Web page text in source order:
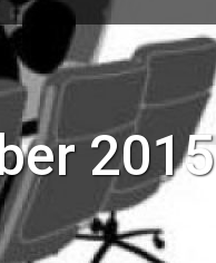
2015